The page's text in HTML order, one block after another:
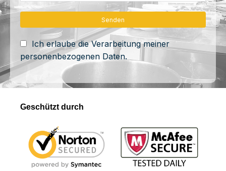
Ich erlaube die Verarbeitung meiner
personenbezogenen Daten.
Geschützt durch